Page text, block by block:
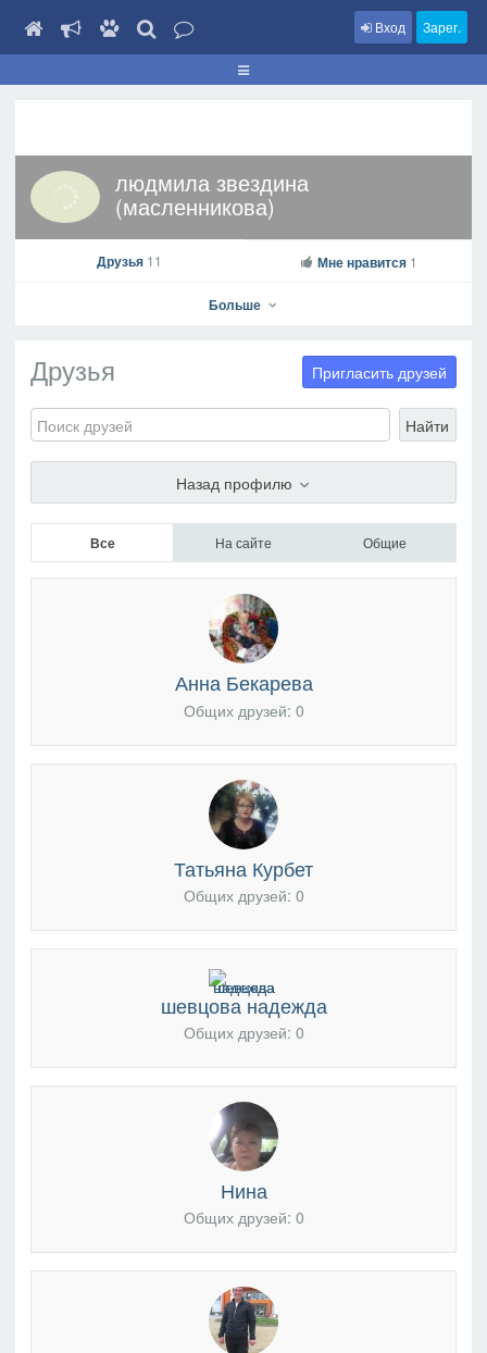
Вход Зарег.
людмила звездина
(масленникова)
людмила звездина (масленникова)
На профиль
Фото Видео
Друзья 11 Мне нравится 1
Больше
Друзья
Найти
Пригласить друзей
Назад профилю
Все На сайте Общие
Анна Бекарева
Общих друзей: 0
Татьяна Курбет
Общих друзей: 0
шевцова надежда
Общих друзей: 0
Нина
Общих друзей: 0